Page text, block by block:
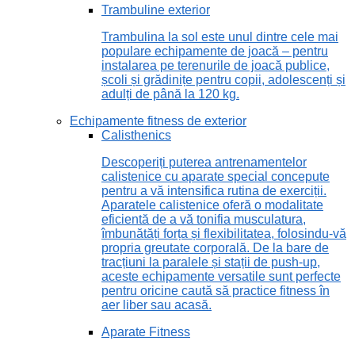
Trambuline exterior
Trambulina la sol este unul dintre cele mai
populare echipamente de joacă – pentru
instalarea pe terenurile de joacă publice,
școli și grădinițe pentru copii, adolescenți și
adulți de până la 120 kg.
Echipamente fitness de exterior
Calisthenics
Descoperiți puterea antrenamentelor
calistenice cu aparate special concepute
pentru a vă intensifica rutina de exerciții.
Aparatele calistenice oferă o modalitate
eficientă de a vă tonifia musculatura,
îmbunătăți forța și flexibilitatea, folosindu-vă
propria greutate corporală. De la bare de
tracțiuni la paralele și stații de push-up,
aceste echipamente versatile sunt perfecte
pentru oricine caută să practice fitness în
aer liber sau acasă.
Aparate Fitness